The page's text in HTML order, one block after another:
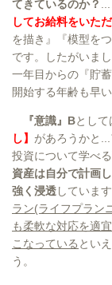
てきているのか？
してお給料をいただ
を描き』『模型を
です。したがいま
一年目からの『貯
開始する年齢も早
『意識』Bとして
し】 があろうかと
投資について学べ
資産は自分で計画
強く浸透していま
ラン(ライフプラン
も柔軟な対応を適
こなっている とい